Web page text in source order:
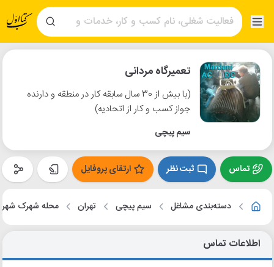
تعمیرگاه مردانی
(با بیش از 30 سال سابقه کار در منطقه و دارنده
جواز کسب و کار از اتحادیه)
سیم پیچی
تماس ثبت نظر ارتقای پروفایل
دسته‌بندی مشاغل سیم پیچی تهران محله شهرک
اطلاعات تماس